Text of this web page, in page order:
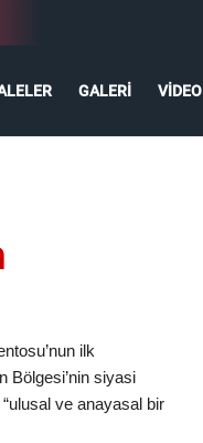
GALERI VIDEO
ilk
Bölgesi’nin siyasi
ve anayasal bir